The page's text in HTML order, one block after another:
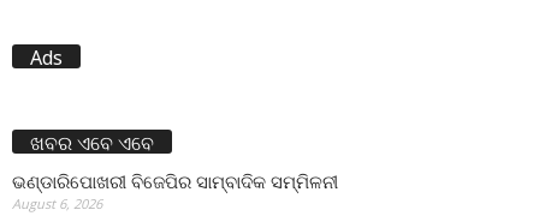
Ads
ଖବର ଏବେ ଏବେ
ଭଣ୍ଡାରିପୋଖରୀ ବିଜେପିର ସାମ୍ବାଦିକ ସମ୍ମିଳନୀ
August 6, 2026